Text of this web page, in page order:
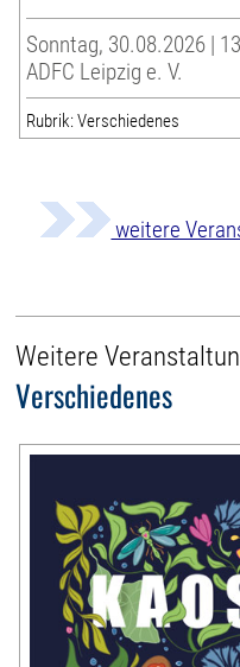
Sonntag, 30.08.2026 |
ADFC Leipzig e. V.
Rubrik: Verschiedenes
weitere
Weitere
Verschiedenes